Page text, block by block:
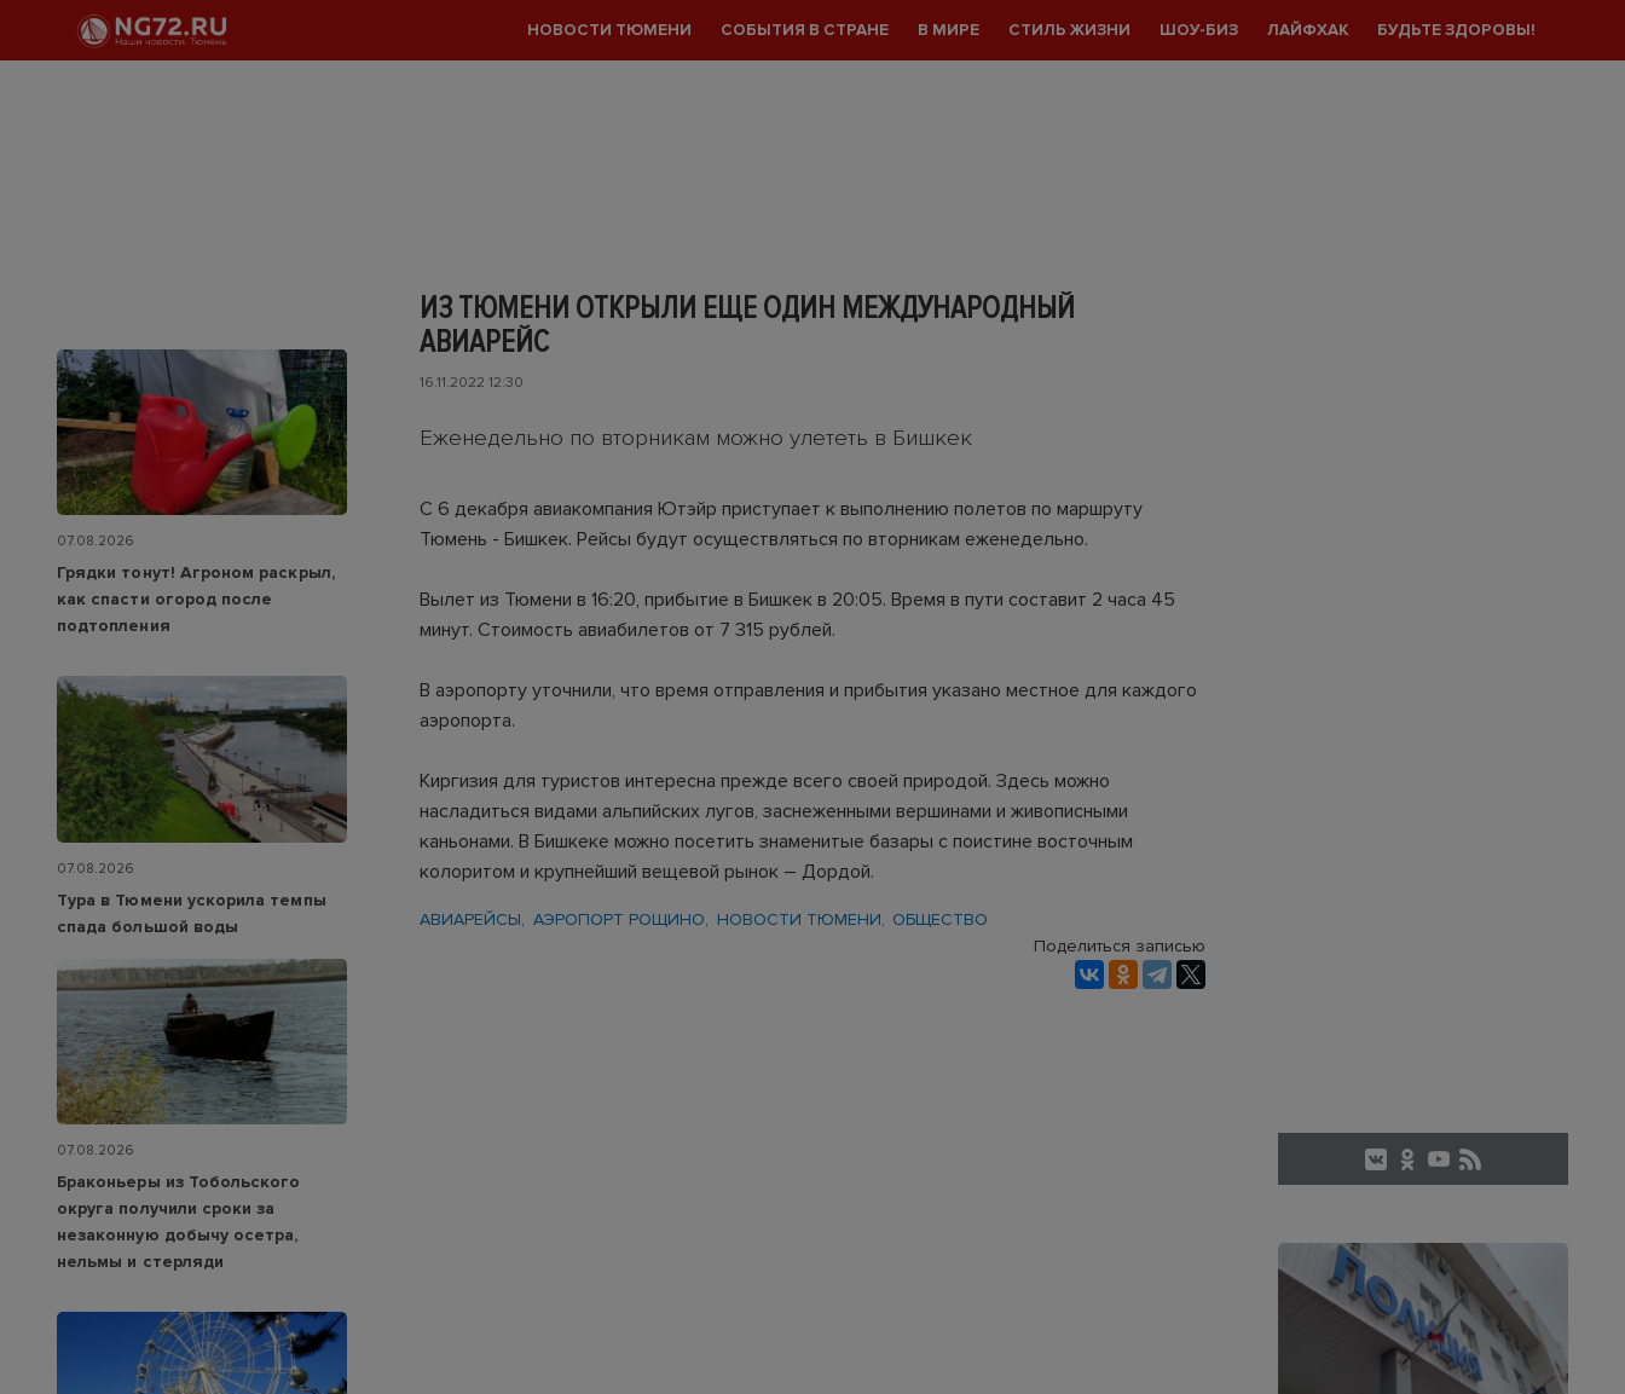
НОВОСТИ ТЮМЕНИ СОБЫТИЯ В СТРАНЕ В МИРЕ СТИЛЬ ЖИЗНИ ШОУ-БИЗ ЛАЙФХАК БУДЬТЕ ЗДОРОВЫ!
ИЗ ТЮМЕНИ ОТКРЫЛИ ЕЩЕ ОДИН МЕЖДУНАРОДНЫЙ
АВИАРЕЙС
16.11.2022 12:30
Еженедельно по вторникам можно улететь в Бишкек
С 6 декабря авиакомпания Ютэйр приступает к выполнению полетов по маршруту
Тюмень - Бишкек. Рейсы будут осуществляться по вторникам еженедельно.
Вылет из Тюмени в 16:20, прибытие в Бишкек в 20:05. Время в пути составит 2 часа 45
минут. Стоимость авиабилетов от 7 315 рублей.
В аэропорту уточнили, что время отправления и прибытия указано местное для каждого
аэропорта.
Киргизия для туристов интересна прежде всего своей природой. Здесь можно
насладиться видами альпийских лугов, заснеженными вершинами и живописными
каньонами. В Бишкеке можно посетить знаменитые базары с поистине восточным
колоритом и крупнейший вещевой рынок – Дордой.
АВИАРЕЙСЫ АЭРОПОРТ РОЩИНО НОВОСТИ ТЮМЕНИ
ОБЩЕСТВО
Поделиться записью
07.08.2026
Грядки тонут! Агроном раскрыл,
как спасти огород после
подтопления
07.08.2026
Тура в Тюмени ускорила темпы
спада большой воды
07.08.2026
Браконьеры из Тобольского
округа получили сроки за
незаконную добычу осетра,
нельмы и стерляди